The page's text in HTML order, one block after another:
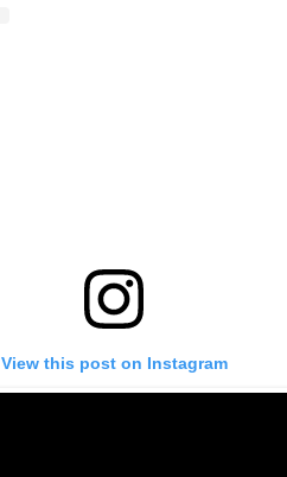
View this post on Instagram